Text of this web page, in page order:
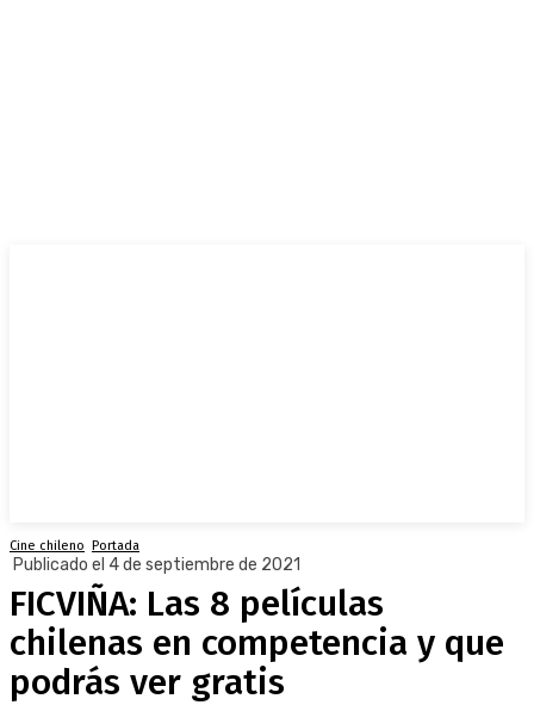
Cine chileno Portada
Publicado el 4 de septiembre de 2021
FICVIÑA: Las 8 películas
chilenas en competencia y que
podrás ver gratis